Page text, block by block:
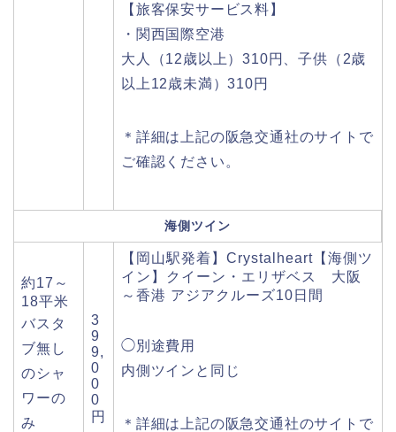
【旅客保安サービス料】
・関西国際空港
大人（12歳以上）310円、子供（2歳
以上12歳未満）310円
＊詳細は上記の阪急交通社のサイトで
ご確認ください。
海側ツイン
約17～
18平米
バスタ
ブ無し
のシャ
ワーの
み
3
9
9,
0
0
0
円
【岡山駅発着】Crystalheart【海側ツ
イン】クイーン・エリザベス 大阪
～香港 アジアクルーズ10日間
◯別途費用
内側ツインと同じ
＊詳細は上記の阪急交通社のサイトで